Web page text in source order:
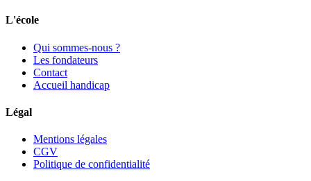
L'école
Qui sommes-nous ?
Les fondateurs
Contact
Accueil handicap
Légal
Mentions légales
CGV
Politique de confidentialité